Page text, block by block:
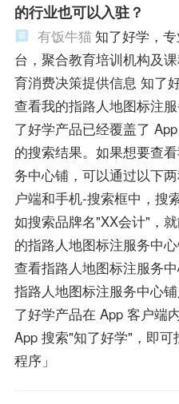
的行业也可以入驻？
有饭牛猫知了好学，
台，聚合教育培训机构及
育消费决策提供信息 知了
查看我的指路人地图标注
了好学产品已经覆盖了
的搜索结果。如果想要查
务中心铺，可以通过以下
户端和手机-搜索框中，搜
如搜索品牌名"XX会计"，
的指路人地图标注服务中
查看指路人地图标注服务
指路人地图标注服务中心
了好学产品在 App 客户端
App 搜索"知了好学"，即
程序」